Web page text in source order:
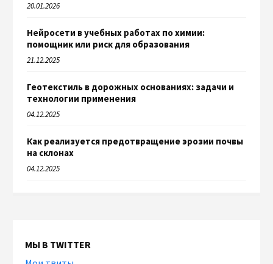
20.01.2026
Нейросети в учебных работах по химии:
помощник или риск для образования
21.12.2025
Геотекстиль в дорожных основаниях: задачи и
технологии применения
04.12.2025
Как реализуется предотвращение эрозии почвы
на склонах
04.12.2025
МЫ В TWITTER